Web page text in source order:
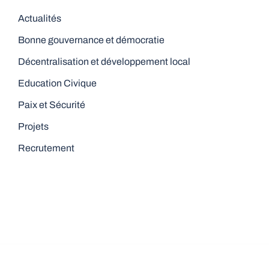
Actualités
Bonne gouvernance et démocratie
Décentralisation et développement local
Education Civique
Paix et Sécurité
Projets
Recrutement